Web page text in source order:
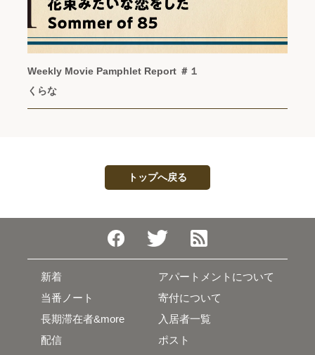
Weekly Movie Pamphlet Report ＃１
くらな
トップへ戻る
新着
当番ノート
長期滞在者&more
配信
アパートメントについて
寄付について
入居者一覧
ポスト